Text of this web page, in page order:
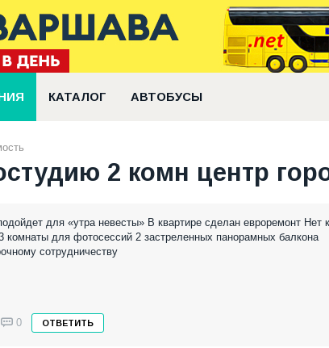
КАТАЛОГ АВТОБУСЫ
2 комн центр
для «утра невесты» В квартире сделан евроремонт Нет
комнаты для фотосессий 2 застреленных панорамных балкона
сотрудничеству
0 ОТВЕТИТЬ